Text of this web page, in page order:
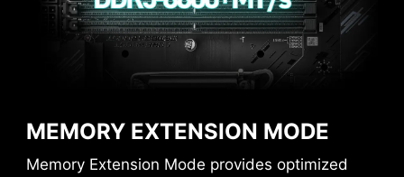
MEMORY EXTENSION MODE
Memory Extension Mode provides optimized